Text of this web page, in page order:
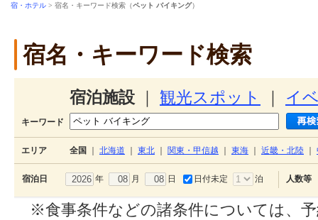
宿・ホテル > 宿名・キーワード検索（ペット バイキング）
宿名・キーワード検索
宿泊施設 観光スポット イ
キーワード
エリア 全国 北海道 東北 関東・甲信越 東海 近畿・北陸
宿泊日 年 月 日 日付未定 泊 人数等
※食事条件などの諸条件については、